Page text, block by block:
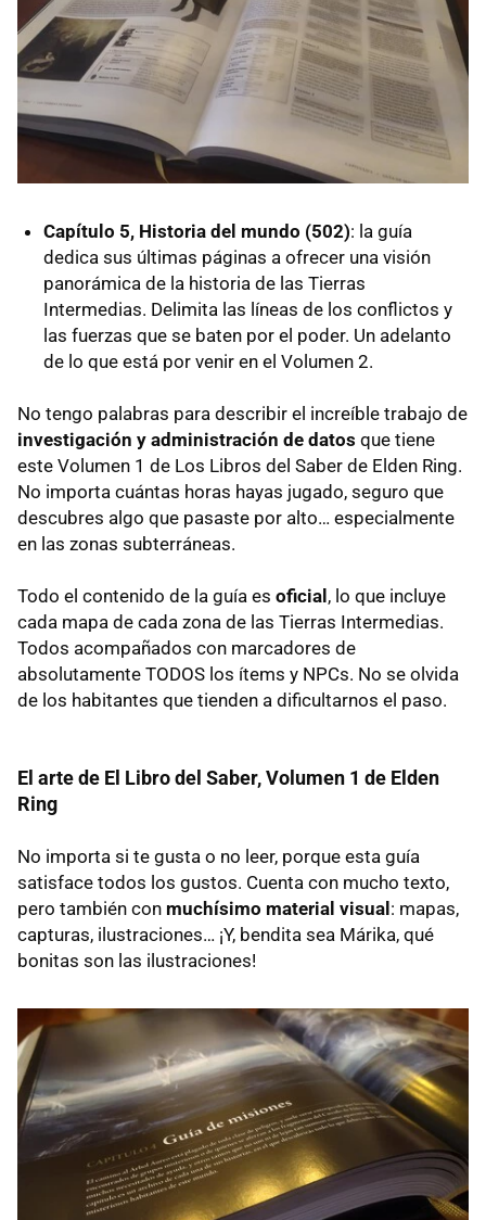
Capítulo 5, Historia del mundo (502): la guía
dedica sus últimas páginas a ofrecer una visión
panorámica de la historia de las Tierras
Intermedias. Delimita las líneas de los conflictos y
las fuerzas que se baten por el poder. Un adelanto
de lo que está por venir en el Volumen 2.
No tengo palabras para describir el increíble trabajo de
investigación y administración de datos que tiene
este Volumen 1 de Los Libros del Saber de Elden Ring.
No importa cuántas horas hayas jugado, seguro que
descubres algo que pasaste por alto… especialmente
en las zonas subterráneas.
Todo el contenido de la guía es oficial , lo que incluye
cada mapa de cada zona de las Tierras Intermedias.
Todos acompañados con marcadores de
absolutamente TODOS los ítems y NPCs. No se olvida
de los habitantes que tienden a dificultarnos el paso.
El arte de El Libro del Saber, Volumen 1 de Elden
Ring
No importa si te gusta o no leer, porque esta guía
satisface todos los gustos. Cuenta con mucho texto,
pero también con muchísimo material visual : mapas,
capturas, ilustraciones… ¡Y, bendita sea Márika, qué
bonitas son las ilustraciones!